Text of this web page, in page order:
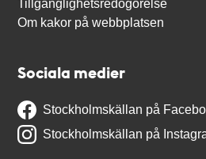
Tillgänglighetsredogörelse
Om kakor på webbplatsen
Sociala medier
Stockholmskällan på
Stockholmskällan på